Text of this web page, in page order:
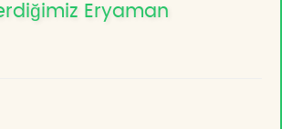
Eryaman